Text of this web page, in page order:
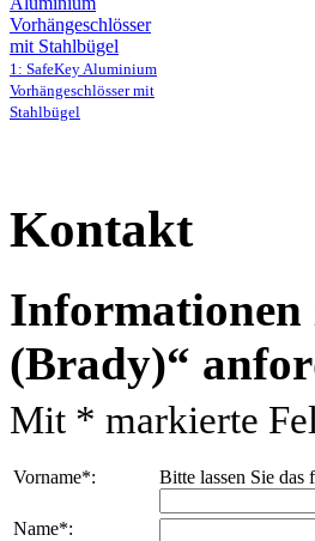
1: SafeKey Aluminium
Vorhängeschlösser mit
Stahlbügel
Kontakt
Informationen
(Brady)
Mit * markierte
Vorname*: Bitte lassen Sie das
Name*: